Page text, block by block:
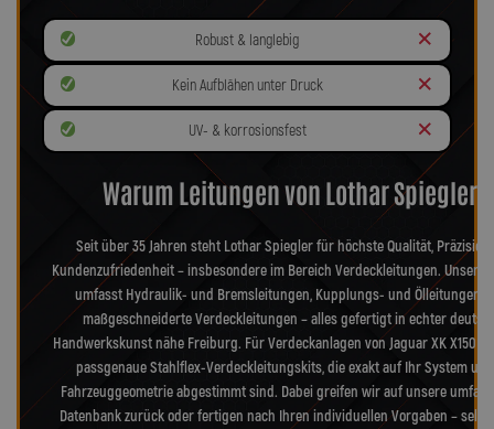
Robust & langlebig
Kein Aufblähen unter Druck
UV- & korrosionsfest
Warum Leitungen von Lothar Spiegler?
Seit über 35 Jahren steht Lothar Spiegler für höchste Qualität, Präzision
Kundenzufriedenheit – insbesondere im Bereich Verdeckleitungen. Unser
umfasst Hydraulik- und Bremsleitungen, Kupplungs- und Ölleitungen
maßgeschneiderte Verdeckleitungen – alles gefertigt in echter
Handwerkskunst nähe Freiburg. Für Verdeckanlagen von Jaguar XK X150
passgenaue Stahlflex-Verdeckleitungskits, die exakt auf Ihr System
Fahrzeuggeometrie abgestimmt sind. Dabei greifen wir auf unsere
Datenbank zurück oder fertigen nach Ihren individuellen Vorgaben –